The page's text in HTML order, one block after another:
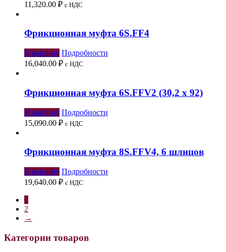
11,320.00 ₽ с НДС
Фрикционная муфта 6S.FF4
В корзину Подробности
16,040.00 ₽ с НДС
Фрикционная муфта 6S.FFV2 (30,2 х 92)
В корзину Подробности
15,090.00 ₽ с НДС
Фрикционная муфта 8S.FFV4, 6 шлицов
В корзину Подробности
19,640.00 ₽ с НДС
2
→
Категории товаров